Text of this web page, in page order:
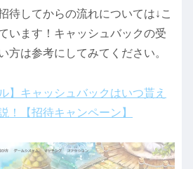
待してからの流れについては↓こ
います！キャッシュバックの受
方は参考にしてみてください。
】キャッシュバックはいつ貰え
！【招待キャンペーン】